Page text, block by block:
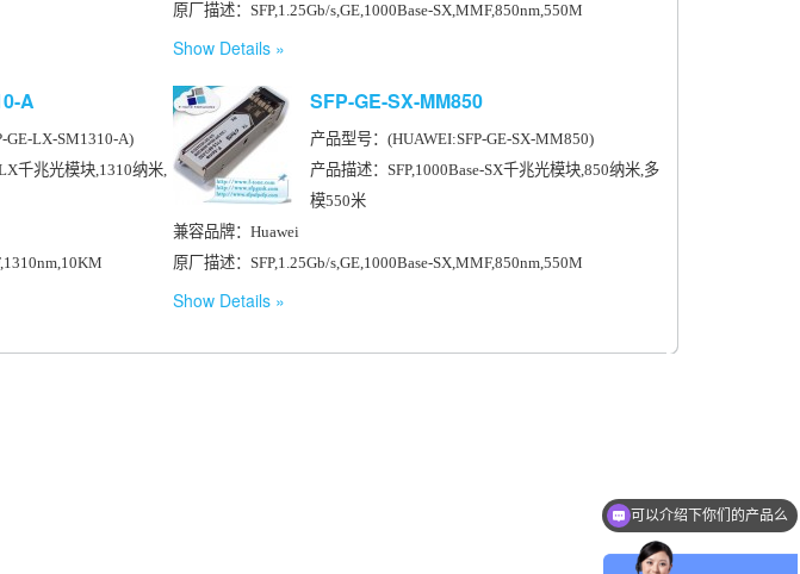
原厂描述：SFP,1.25Gb/s,GE,1000Base-SX,MMF,850nm,550M
Show Details
A
GE-LX-SM1310-A)
千兆光模块,1310纳米,
SFP-GE-SX-MM850
产品型号：(HUAWEI:SFP-GE-SX-MM850)
产品描述：SFP,1000Base-SX千兆光模块,850纳米,多
模550米
兼容品牌：Huawei
原厂描述：SFP,1.25Gb/s,GE,1000Base-SX,MMF,850nm,550M
Show Details
小型化光模块